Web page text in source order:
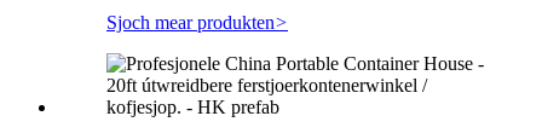
Sjoch mear produkten>